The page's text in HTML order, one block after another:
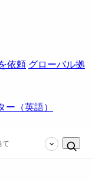
依頼 グローバル拠
（英語）
て